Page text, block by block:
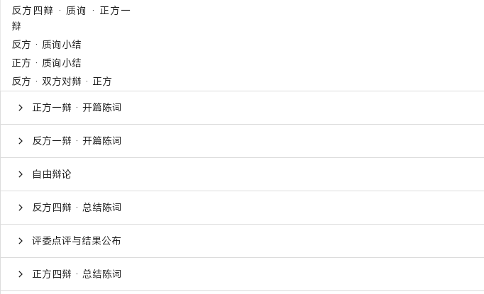
反方四辩 · 质询 · 正方一
辩
反方 · 质询小结
正方 · 质询小结
反方 · 双方对辩 · 正方
正方一辩 · 开篇陈词
反方一辩 · 开篇陈词
自由辩论
反方四辩 · 总结陈词
评委点评与结果公布
正方四辩 · 总结陈词